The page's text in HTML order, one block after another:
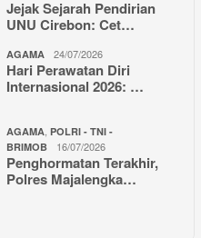
Jejak Sejarah Pendirian
UNU Cirebon: Cet…
AGAMA 24/07/2026
Hari Perawatan Diri
Internasional 2026: …
AGAMA POLRI - TNI -
BRIMOB
16/07/2026
Penghormatan Terakhir,
Polres Majalengka…